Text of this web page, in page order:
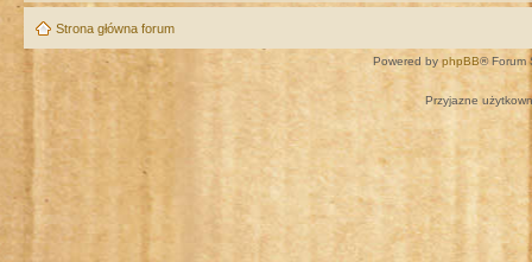
Strona główna forum
Powered by phpBB® Forum
Przyjazne